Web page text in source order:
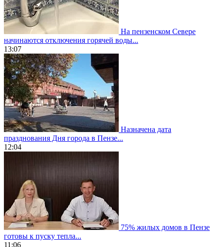
На пензенском Севере
начинаются отключения горячей воды...
13:07
Назначена дата
празднования Дня города в Пензе...
12:04
75% жилых домов в Пензе
готовы к пуску тепла...
11:06